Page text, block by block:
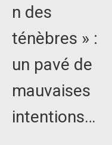
n des
ténèbres » :
un pavé de
mauvaises
intentions…